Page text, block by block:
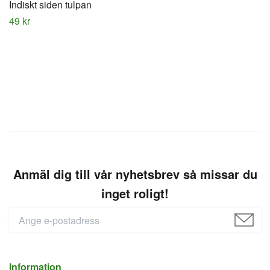
Indiskt siden tulpan
49 kr
Anmäl dig till vår nyhetsbrev så missar du
inget roligt!
Information